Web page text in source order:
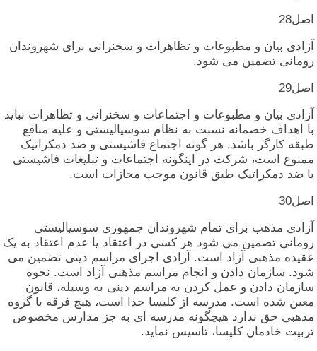
اصل‏28
آزادی‏ بیان‏ و مطبوعات‏ و تظاهرات‏ و سخنرانی‏ برای‏ شهروندان‏
رومانی‏ تضمین‏ می‏ شود.
اصل‏29
آزادی‏ بیان‏ و مطبوعات‏ و اجتماعات‏ و سخنرانی‏ و تظاهرات‏ نباید
با اهداف‏ خصمانه‏ نسبت‏ به‏ نظام‏ سوسیالیستی‏ و علیه‏ منافع
طبقه‏ کارگر باشد. هر گونه‏ اجتماع‏ فاشیستی‏ و ضد دمکراتیک‏
ممنوع‏ است‏، شرکت‏ در اینگونه‏ اجتماعات‏ و تبلیغات‏ فاشیستی‏
یا ضد دمکراتیک‏ طبق‏ قانون‏ موجب‏ مجازات‏ است‏.
اصل‏30
آزادی‏ مذهب‏ برای‏ تمام‏ شهروندان‏ جمهوری‏ سوسیالیستی‏
رومانی‏ تضمین‏ می‏ شود هر کسی‏ در اعتقاد یا عدم‏ اعتقاد به‏ یک‏
عقیده‏ مذهبی‏ آزاد است‏. آزادی‏ اجرای‏ مراسم‏ دینی‏ تضمین‏ می‏
شود. سازمان‏ دادن‏ و انجام‏ مراسم‏ مذهبی‏ آزاد است‏. نحوه‏
سازمان‏ دادن‏ و عمل‏ کردن‏ به‏ مراسم‏ دینی‏ به‏ وسیله‏، قانون‏
معین‏ شده‏ است‏. مدرسه‏ از کلیسا جدا است‏، هیچ‏ فرقه‏ یا گروه‏
مذهبی‏ حق‏ ندارد هیچگونه‏ مدرسه‏ ای‏ به‏ جز مدارس‏ مخصوص‏
تربیت‏ خادمان‏ کلیسا، تاسیس‏ نماید.